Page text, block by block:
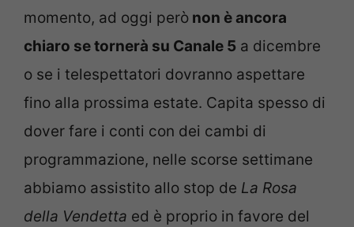
momento, ad oggi però non è ancora
chiaro se tornerà su Canale 5 a dicembre
o se i telespettatori dovranno aspettare
fino alla prossima estate. Capita spesso di
dover fare i conti con dei cambi di
programmazione, nelle scorse settimane
abbiamo assistito allo stop de La Rosa
della Vendetta ed è proprio in favore del